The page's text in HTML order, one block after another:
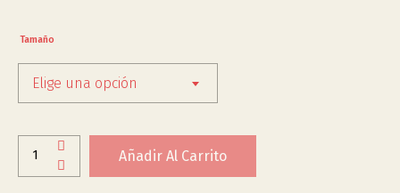
Tamaño
Elige una opción
Añadir Al Carrito